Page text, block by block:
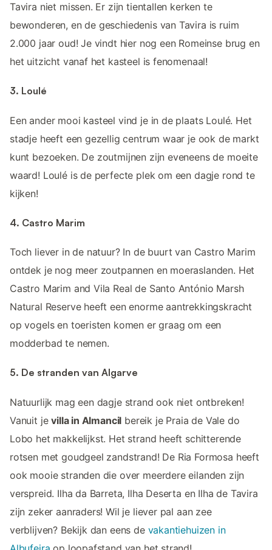
Tavira niet missen. Er zijn tientallen kerken te
bewonderen, en de geschiedenis van Tavira is ruim
2.000 jaar oud! Je vindt hier nog een Romeinse brug en
het uitzicht vanaf het kasteel is fenomenaal!
3. Loulé
Een ander mooi kasteel vind je in de plaats Loulé. Het
stadje heeft een gezellig centrum waar je ook de markt
kunt bezoeken. De zoutmijnen zijn eveneens de moeite
waard! Loulé is de perfecte plek om een dagje rond te
kijken!
4. Castro Marim
Toch liever in de natuur? In de buurt van Castro Marim
ontdek je nog meer zoutpannen en moeraslanden. Het
Castro Marim and Vila Real de Santo António Marsh
Natural Reserve heeft een enorme aantrekkingskracht
op vogels en toeristen komen er graag om een
modderbad te nemen.
5. De stranden van Algarve
Natuurlijk mag een dagje strand ook niet ontbreken!
Vanuit jevilla in Almancil bereik je Praia de Vale do
Lobo het makkelijkst. Het strand heeft schitterende
rotsen met goudgeel zandstrand! De Ria Formosa heeft
ook mooie stranden die over meerdere eilanden zijn
verspreid. Ilha da Barreta, Ilha Deserta en Ilha de Tavira
zijn zeker aanraders! Wil je liever pal aan zee
verblijven? Bekijk dan eens de vakantiehuizen in